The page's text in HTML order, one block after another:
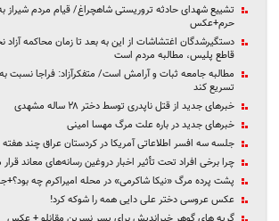
تشییع شهدای حادثه تروریستی شاهچراغ/ قیام مردم شیراز
حرم+عکس
دستگیرشدگان اغتشاشات از این به بعد تا زمان محاکمه آزاد
قاطع پلیس، مطالبه مردم است
مطالبه جامعه ثبات و آرامش است/ متفکرآزاد: فراجا نسبت
تسریع کند
خبرهای جدید از قتل ناپدری توسط دختر ۲۸ ساله مشهدی
خبرهای جدید در باره علت مرگ مهسا امینی
جلسه سه افسر اطلاعاتی آمریکا در کردستان عراق چند
چرا برخی افراد تحت تأثیر اخبار دروغین رسانه‌های معاند
پشت پرده مرگ «نیکا شاکرمی» در محله امیراکرم چه
عکس عروسی دختر علی دایی همه را شوکه کرد!